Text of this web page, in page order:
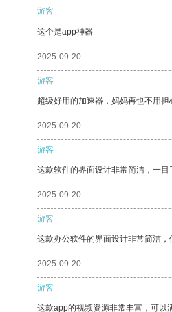
游客
这个是app神器
2025-09-20
游客
超级好用的加速器，妈妈再也不用担
2025-09-20
游客
这款软件的界面设计非常简洁，一目
2025-09-20
游客
这款办公软件的界面设计非常简洁，
2025-09-20
游客
这款app的视频资源非常丰富，可以